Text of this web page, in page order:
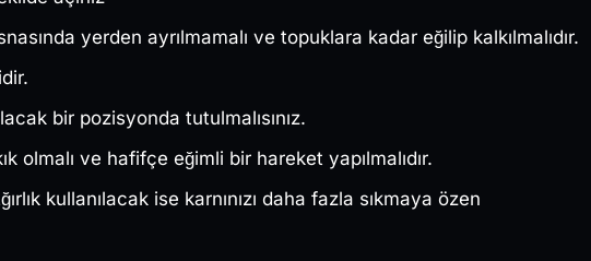
yerden ayrılmamalı ve topuklara kadar eğilip kalkılmalıdır.
bir pozisyonda tutulmalısınız.
olmalı ve hafifçe eğimli bir hareket yapılmalıdır.
kullanılacak ise karnınızı daha fazla sıkmaya özen